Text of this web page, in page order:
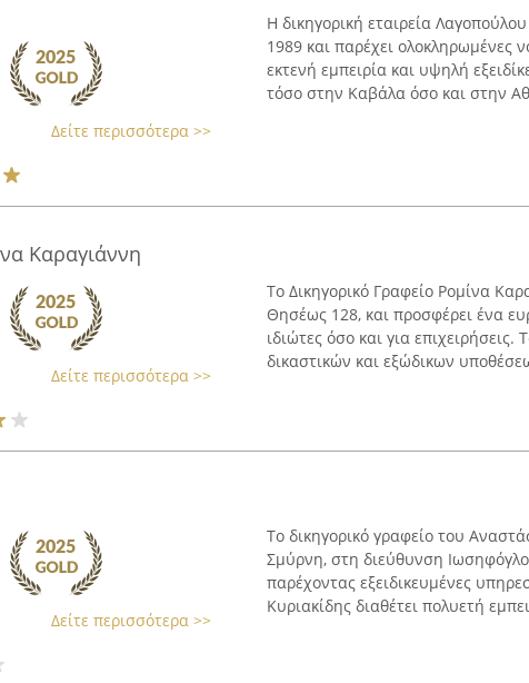
Δείτε περισσότερα >>
Η δικηγορική εταιρεία
1989 και παρέχει ολοκληρωμένες
εκτενή εμπειρία και υψηλή
τόσο στην Καβάλα όσο και στην
Καραγιάννη
Δείτε περισσότερα >>
Το Δικηγορικό Γραφείο Ρομίνα
Θησέως 128, και προσφέρει ένα
ιδιώτες όσο και για
δικαστικών και εξώδικων
Δείτε περισσότερα >>
Το δικηγορικό γραφείο του
Σμύρνη, στη διεύθυνση
παρέχοντας εξειδικευμένες
Κυριακίδης διαθέτει πολυετή